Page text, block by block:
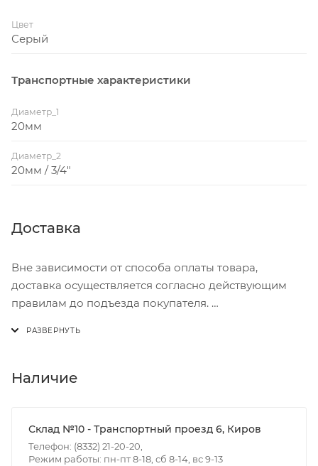
Цвет
Серый
Транспортные характеристики
Диаметр_1
20мм
Диаметр_2
20мм / 3/4"
Доставка
Вне зависимости от способа оплаты товара,
доставка осуществляется согласно действующим
правилам до подъезда покупателя.
В субботу с 8:00 до 15:00
- зоны доставки;
- веса и габаритов товаров в заказе;
- количества торговых точек для погрузки товаров.
Наличие
Склад №10 - Транспортный проезд 6, Киров
Телефон: (8332) 21-20-20,
Режим работы: пн-пт 8-18, сб 8-14, вс 9-13